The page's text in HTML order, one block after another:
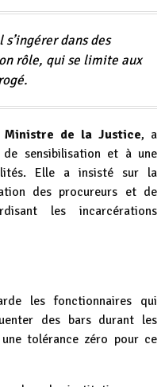
dans des
rôle, qui se limite aux
Ministre de la Justice, a
sensibilisation et à une
Elle a insisté sur la
des procureurs et de
les incarcérations
les fonctionnaires qui
des bars durant les
tolérance zéro pour ce